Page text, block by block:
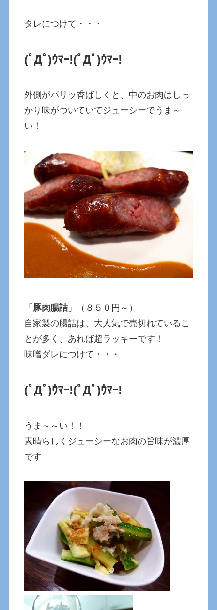
タレにつけて・・・
(ﾟДﾟ)ｳﾏｰ!(ﾟДﾟ)ｳﾏｰ!
外側がパリッ香ばしくと、中のお肉はしっ
かり味がついていてジューシーでうま～
い！
「 豚肉腸詰 」（８５０円～）
自家製の腸詰は、大人気で売切れているこ
とが多く、あれば超ラッキーです！
味噌ダレにつけて・・・
(ﾟДﾟ)ｳﾏｰ!(ﾟДﾟ)ｳﾏｰ!
うま～～い！！
素晴らしくジューシーなお肉の旨味が濃厚
です！